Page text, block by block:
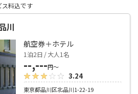
料込です
川
航空券＋ホテル
1泊2日 / 大人1名
--,---円～
3.24
東京都品川区北品川1-22-19